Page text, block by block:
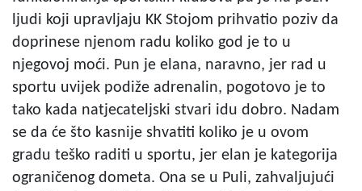
ljudi koji upravljaju KK Stojom prihvatio poziv da
doprinese njenom radu koliko god je to u
njegovoj moći. Pun je elana, naravno, jer rad u
sportu uvijek podiže adrenalin, pogotovo je to
tako kada natjecateljski stvari idu dobro. Nadam
se da će što kasnije shvatiti koliko je u ovom
gradu teško raditi u sportu, jer elan je kategorija
ograničenog dometa. Ona se u Puli, zahvaljujući